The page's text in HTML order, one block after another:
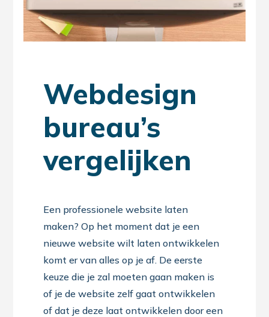
Webdesign
bureau’s
vergelijken
Een professionele website laten
maken? Op het moment dat je een
nieuwe website wilt laten ontwikkelen
komt er van alles op je af. De eerste
keuze die je zal moeten gaan maken is
of je de website zelf gaat ontwikkelen
of dat je deze laat ontwikkelen door een